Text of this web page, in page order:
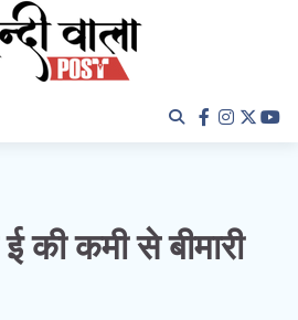
facebook
twitter
ई की कमी से बीमारी